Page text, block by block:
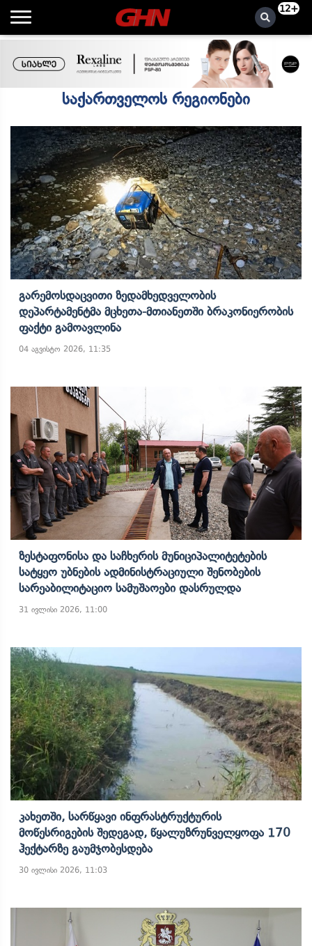
12+
საქართველოს რეგიონები
Გარემოსდაცვითი Ზედამხედველობის
Დეპარტამენტმა Მცხეთა-Მთიანეთში Ბრაკონიერობის
Ფაქტი Გამოავლინა
04 აგვისტო 2026, 11:35
Ზესტაფონისა Და Საჩხერის Მუნიციპალიტეტების
Სატყეო Უბნების Ადმინისტრაციული Შენობების
Სარეაბილიტაციო Სამუშაოები Დასრულდა
31 ივლისი 2026, 11:00
Კახეთში, Სარწყავი Ინფრასტრუქტურის
Მოწესრიგების Შედეგად, Წყალუზრუნველყოფა 170
Ჰექტარზე Გაუმჯობესდება
30 ივლისი 2026, 11:03